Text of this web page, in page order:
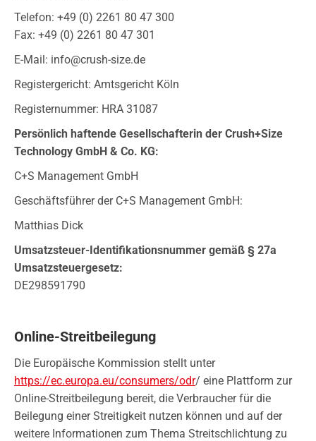
Telefon: +49 (0) 2261 80 47 300
Fax: +49 (0) 2261 80 47 301
E-Mail: info@crush-size.de
Registergericht: Amtsgericht Köln
Registernummer: HRA 31087
Persönlich haftende Gesellschafterin der Crush+Size
Technology GmbH & Co. KG:
C+S Management GmbH
Geschäftsführer der C+S Management GmbH:
Matthias Dick
Umsatzsteuer-Identifikationsnummer gemäß § 27a
Umsatzsteuergesetz:
DE298591790
Online-Streitbeilegung
Die Europäische Kommission stellt unter
https://ec.europa.eu/consumers/odr/ eine Plattform zur
Online-Streitbeilegung bereit, die Verbraucher für die
Beilegung einer Streitigkeit nutzen können und auf der
weitere Informationen zum Thema Streitschlichtung zu